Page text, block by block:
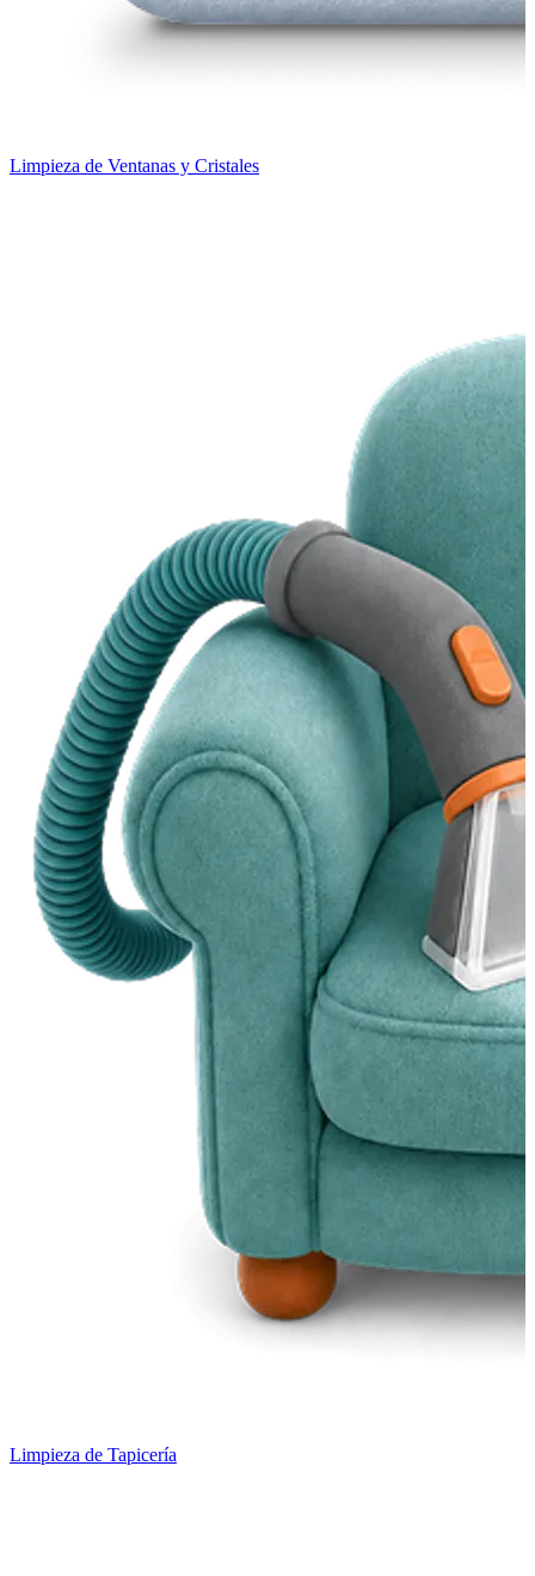
Limpieza de Ventanas y Cristales
Limpieza de Tapicería